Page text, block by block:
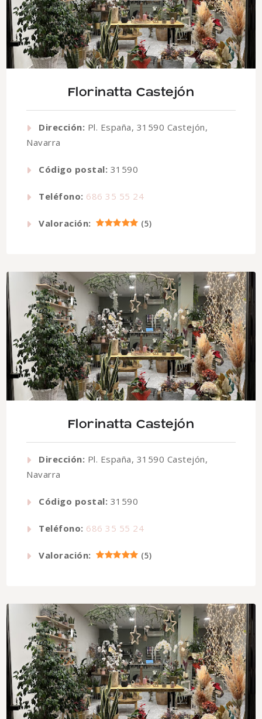
Florinatta Castejón
Dirección: Pl. España, 31590 Castejón,
Navarra
Código postal: 31590
Teléfono: 686 35 55 24
Valoración: (5)
Florinatta Castejón
Dirección: Pl. España, 31590 Castejón,
Navarra
Código postal: 31590
Teléfono: 686 35 55 24
Valoración: (5)